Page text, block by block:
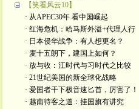
【笑看风云10】
· 从APEC30年 看中国崛起
· 红海危机：哈马斯外溢+代理人行
· 日本侵华战争：有人想更名？
· 麦十五朗下，建国上如何？
· 放与收：江时代与习时代之比较
· 21世纪美国的新全球化战略
· 爱国者干下极音速匕首，厉害了！
· 越南待客之道：挂国旗有讲究